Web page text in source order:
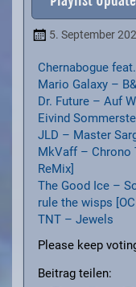
5. September
Chernabogue
Mario Galaxy –
Dr. Future – Auf
Eivind
JLD – Master
MkVaff – Chrono
ReMix]
The Good Ice –
rule the wisps
TNT – Jewels
Please keep
Beitrag teilen: